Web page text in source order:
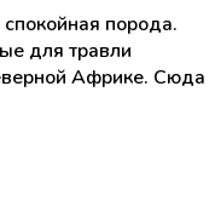
порода.
для травли
Африке. Сюда